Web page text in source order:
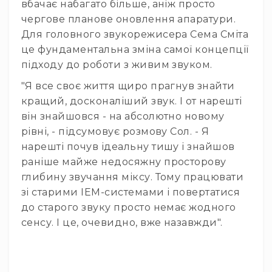
перкусія
Механіка,
стійки
та
Палички
Пластики
Стільчики
Аксесуари
та
комплектуючі
Клавішні
інструменти
Піаніно
вбачає набагато більше, аніж просто
чергове планове оновлення апаратури.
Для головного звукорежисера Сема Сміта
це фундаментальна зміна самої концепції
підходу до роботи з живим звуком.
"Я все своє життя щиро прагнув знайти
кращий, досконаліший звук. І от нарешті
він знайшовся - на абсолютно новому
рівні, - підсумовує розмову Сол. - Я
нарешті почув ідеальну тишу і знайшов
раніше майже недосяжну просторову
глибину звучання міксу. Тому працювати
зі старими IEM-системами і повертатися
до старого звуку просто немає жодного
сенсу. І це, очевидно, вже назавжди".